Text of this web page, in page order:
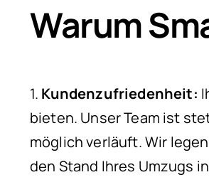
Warum
1. Kundenzufriedenheit:
bieten. Unser Team ist
möglich verläuft. Wir
den Stand Ihres Umzugs